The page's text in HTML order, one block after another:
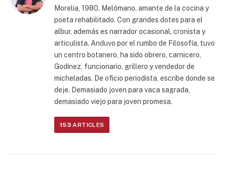
Morelia, 1980. Melómano, amante de la cocina y
poeta rehabilitado. Con grandes dotes para el
albur, además es narrador ocasional, cronista y
articulista. Anduvo por el rumbo de Filosofía, tuvo
un centro botanero, ha sido obrero, carnicero,
Godínez, funcionario, grillero y vendedor de
micheladas. De oficio periodista, escribe donde se
deje. Demasiado joven para vaca sagrada,
demasiado viejo para joven promesa.
153 ARTICLES